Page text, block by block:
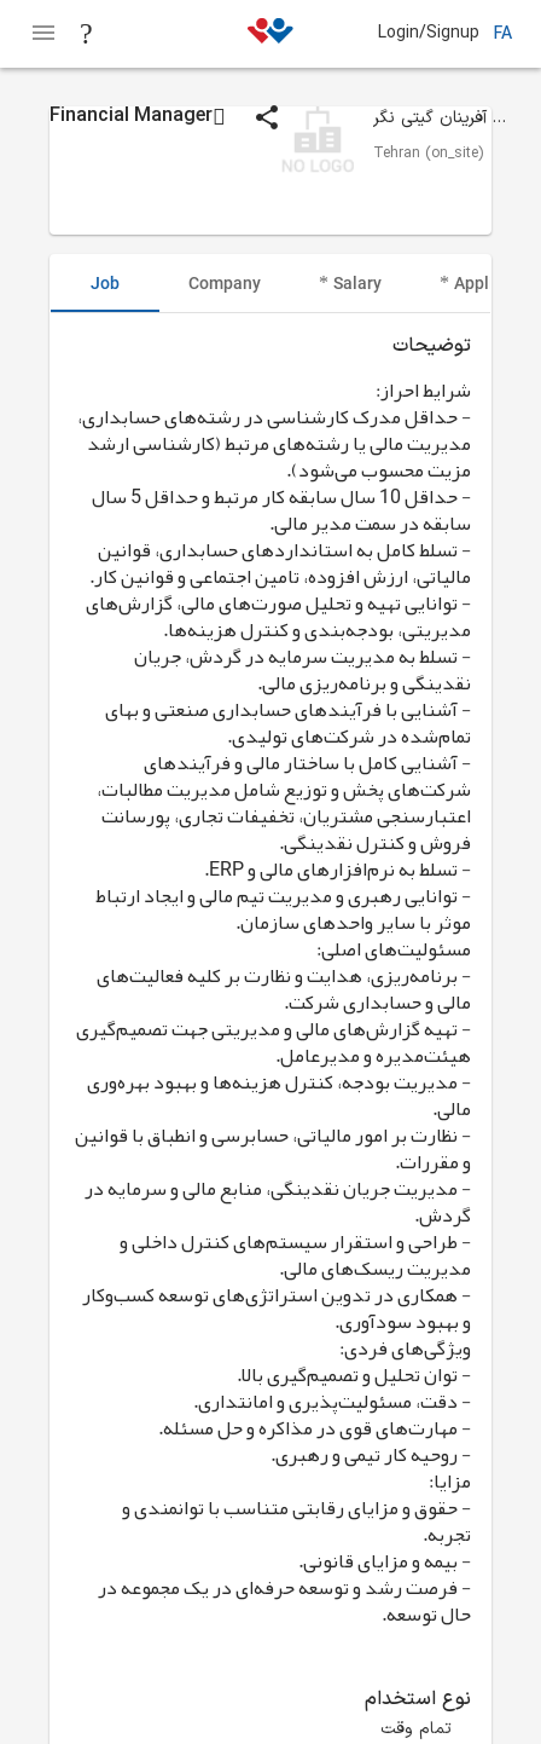
Login/Signup FA
Financial Manager شرکت هما آفرینان گیتی نگر
Tehran (on_site)
Job Company Salary Applicant
توضیحات
شرایط احراز:
- حداقل مدرک کارشناسی در رشته‌های حسابداری،
مدیریت مالی یا رشته‌های مرتبط (کارشناسی ارشد
مزیت محسوب می‌شود).
- حداقل 10 سال سابقه کار مرتبط و حداقل 5 سال
سابقه در سمت مدیر مالی.
- تسلط کامل به استانداردهای حسابداری، قوانین
مالیاتی، ارزش افزوده، تامین اجتماعی و قوانین کار.
- توانایی تهیه و تحلیل صورت‌های مالی، گزارش‌های
مدیریتی، بودجه‌بندی و کنترل هزینه‌ها.
- تسلط به مدیریت سرمایه در گردش، جریان
نقدینگی و برنامه‌ریزی مالی.
- آشنایی با فرآیندهای حسابداری صنعتی و بهای
تمام‌شده در شرکت‌های تولیدی.
- آشنایی کامل با ساختار مالی و فرآیندهای
شرکت‌های پخش و توزیع شامل مدیریت مطالبات،
اعتبارسنجی مشتریان، تخفیفات تجاری، پورسانت
فروش و کنترل نقدینگی.
- تسلط به نرم‌افزارهای مالی و ERP.
- توانایی رهبری و مدیریت تیم مالی و ایجاد ارتباط
موثر با سایر واحدهای سازمان.
مسئولیت‌های اصلی:
- برنامه‌ریزی، هدایت و نظارت بر کلیه فعالیت‌های
مالی و حسابداری شرکت.
- تهیه گزارش‌های مالی و مدیریتی جهت تصمیم‌گیری
هیئت‌مدیره و مدیرعامل.
- مدیریت بودجه، کنترل هزینه‌ها و بهبود بهره‌وری
مالی.
- نظارت بر امور مالیاتی، حسابرسی و انطباق با قوانین
و مقررات.
- مدیریت جریان نقدینگی، منابع مالی و سرمایه در
گردش.
- طراحی و استقرار سیستم‌های کنترل داخلی و
مدیریت ریسک‌های مالی.
- همکاری در تدوین استراتژی‌های توسعه کسب‌وکار
و بهبود سودآوری.
ویژگی‌های فردی:
- توان تحلیل و تصمیم‌گیری بالا.
- دقت، مسئولیت‌پذیری و امانتداری.
- مهارت‌های قوی در مذاکره و حل مسئله.
- روحیه کار تیمی و رهبری.
مزایا:
- حقوق و مزایای رقابتی متناسب با توانمندی و
تجربه.
- بیمه و مزایای قانونی.
- فرصت رشد و توسعه حرفه‌ای در یک مجموعه در
حال توسعه.
نوع استخدام
تمام وقت